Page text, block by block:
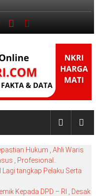
Hukum , Ahli Waris
, Profesional..
tangkap Pelaku Serta
Kepada DPD – RI , Desak